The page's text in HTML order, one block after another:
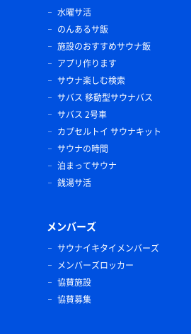
水曜サ活
のんあるサ飯
施設のおすすめサウナ飯
アプリ作ります
サウナ楽しむ検索
サバス 移動型サウナバス
サバス 2号車
カプセルトイ サウナキット
サウナの時間
泊まってサウナ
銭湯サ活
メンバーズ
サウナイキタイメンバーズ
メンバーズロッカー
協賛施設
協賛募集